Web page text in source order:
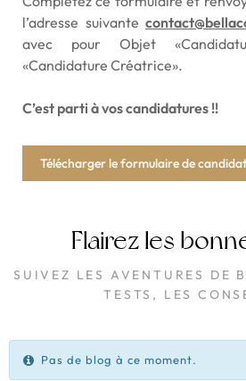
l’adresse suivante
avec pour Objet
«Candidature Créatrice».
C’est parti à vos candidatures !!
Télécharger le formulaire de
Flairez les
SUIVEZ LES AVENTURES DE
TESTS, LES
Pas de blog à ce moment.